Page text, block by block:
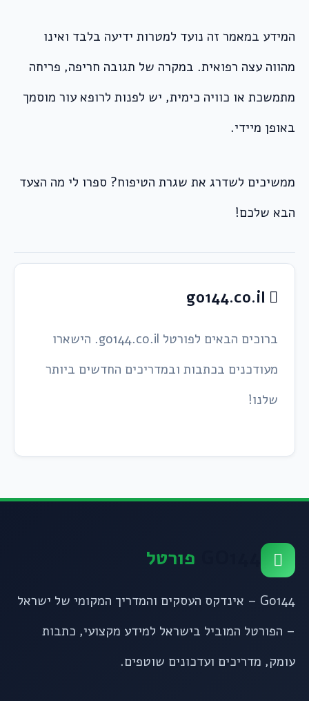
המידע במאמר זה נועד למטרות ידיעה בלבד ואינו
מהווה עצה רפואית. במקרה של תגובה חריפה, פריחה
מתמשכת או כוויה כימית, יש לפנות לרופא עור מוסמך
באופן מיידי.
ממשיכים לשדרג את שגרת הטיפוח? ספרו לי מה הצעד
הבא שלכם!
ברוכים הבאים לפורטל go144.co.il. הישארו
מעודכנים בכתבות ובמדריכים החדשים ביותר
שלנו!
פורטל
Go144 – אינדקס העסקים והמדריך המקומי של ישראל
– הפורטל המוביל בישראל למידע מקצועי, כתבות
עומק, מדריכים ועדכונים שוטפים.